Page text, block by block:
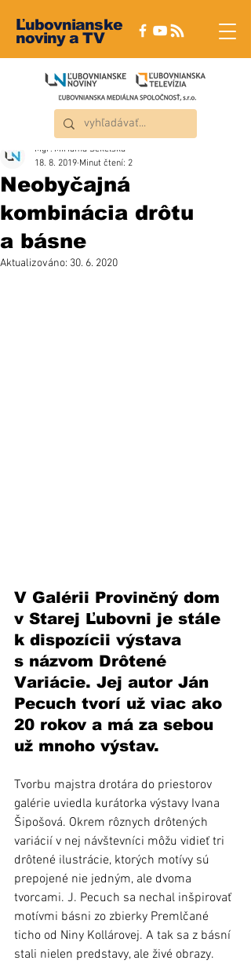
Ľubovnianske
noviny a TV
Neobyčajná
kombinácia drôtu
a básne
Mgr. Miriama Sekelská
18. 8. 2019 Minut čtení: 2
Aktualizováno: 30. 6. 2020
V Galérii Provinčný dom
v Starej Ľubovni je stále
k dispozícii výstava
s názvom Drôtené
Variácie. Jej autor Ján
Pecuch tvorí už viac ako
20 rokov a má za sebou
už mnoho výstav.
Tvorbu majstra drotára do priestorov
galérie uviedla kurátorka výstavy Ivana
Šipošová. Okrem rôznych drôtených
variácií v nej návštevníci môžu vidieť tri
drôtené ilustrácie, ktorých motívy sú
prepojené nie jedným, ale dvoma
tvorcami. J. Pecuch sa nechal inšpirovať
motívmi básni zo zbierky Premlčané
ticho od Niny Kollárovej. A tak sa z básní
stali nielen predstavy, ale živé obrazy.